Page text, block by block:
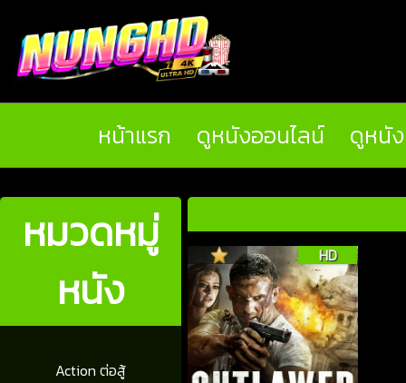
หน้าแรก ดูหนังออนไลน์ ดูหนั
หมวดหมู่
หนัง
Action ต่อสู้
HD